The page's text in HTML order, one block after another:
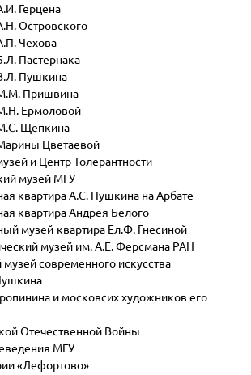
Герцена
Островского
Чехова
Пастернака
Пушкина
Пришвина
Ермоловой
Щепкина
Цветаевой
и Центр Толерантности
музей МГУ
квартира А.С. Пушкина на Арбате
квартира Андрея Белого
музей-квартира Ел.Ф. Гнесиной
музей им. А.Е. Ферсмана РАН
современного искусства
и московсих художников его
Отечественной Войны
МГУ
«Лефортово»